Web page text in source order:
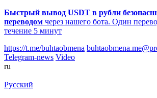
Быстрый вывод USDT в рубли
переводом через нашего бота. Один
течение 5 минут
https://t.me/buhtaobmena
Telegram-news Video
ru
Русский